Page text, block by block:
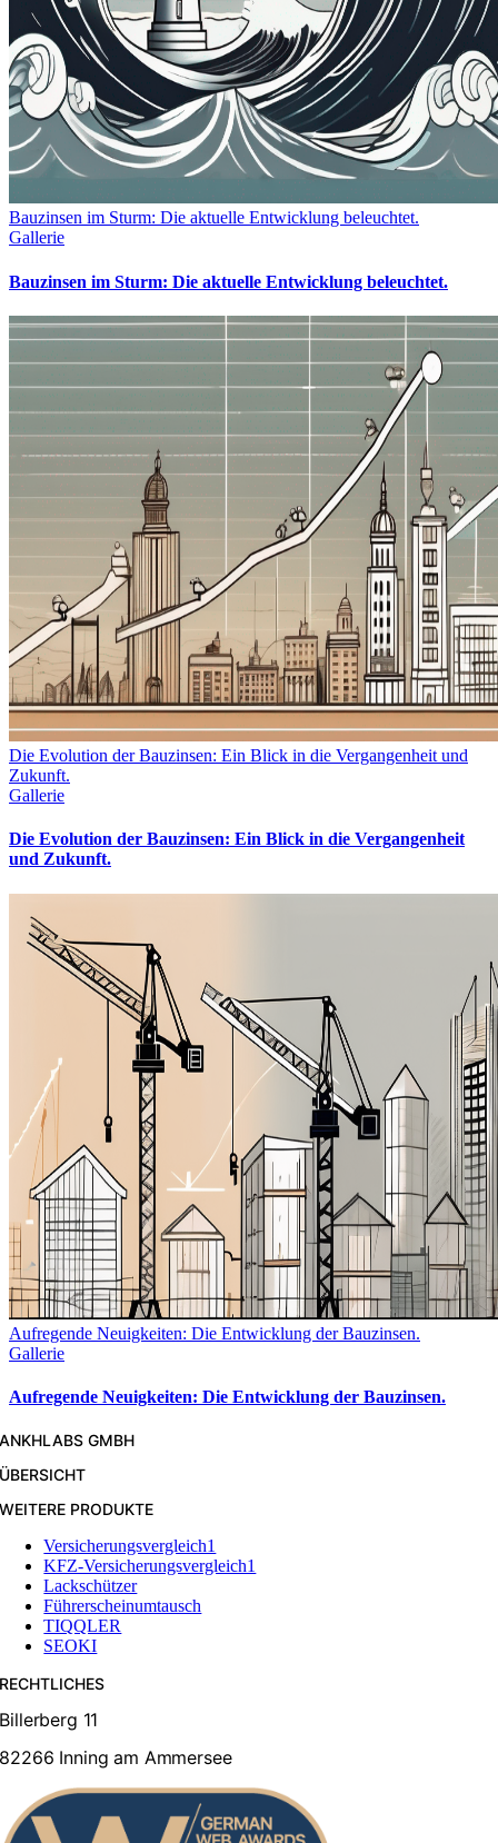
Bauzinsen im Sturm: Die aktuelle Entwicklung beleuchtet.
Gallerie
Bauzinsen im Sturm: Die aktuelle Entwicklung beleuchtet.
Die Evolution der Bauzinsen: Ein Blick in die Vergangenheit und
Zukunft.
Gallerie
Die Evolution der Bauzinsen: Ein Blick in die Vergangenheit
und Zukunft.
Aufregende Neuigkeiten: Die Entwicklung der Bauzinsen.
Gallerie
Aufregende Neuigkeiten: Die Entwicklung der Bauzinsen.
ANKHLABS GMBH
ÜBERSICHT
WEITERE PRODUKTE
Versicherungsvergleich1
KFZ-Versicherungsvergleich1
Lackschützer
Führerscheinumtausch
TIQQLER
SEOKI
RECHTLICHES
Billerberg 11
82266 Inning am Ammersee